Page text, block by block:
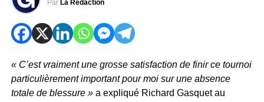
Par La Rédaction
« C’est vraiment une grosse satisfaction de finir ce tournoi
particulièrement important pour moi sur une absence
totale de blessure »a expliqué Richard Gasquet au